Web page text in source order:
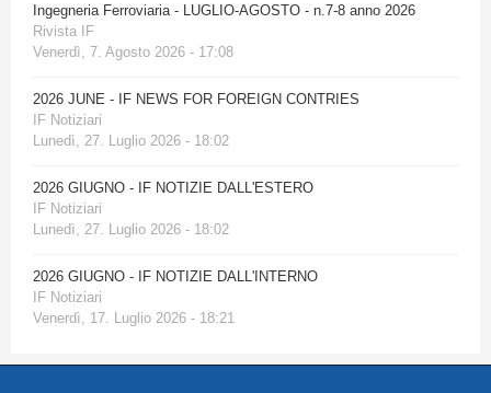
Ingegneria Ferroviaria - LUGLIO-AGOSTO - n.7-8 anno 2026
Rivista IF
Venerdì, 7. Agosto 2026 - 17:08
2026 JUNE - IF NEWS FOR FOREIGN CONTRIES
IF Notiziari
Lunedì, 27. Luglio 2026 - 18:02
2026 GIUGNO - IF NOTIZIE DALL'ESTERO
IF Notiziari
Lunedì, 27. Luglio 2026 - 18:02
2026 GIUGNO - IF NOTIZIE DALL'INTERNO
IF Notiziari
Venerdì, 17. Luglio 2026 - 18:21